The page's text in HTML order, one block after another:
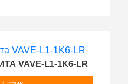
VAVE-L1-1K6-LR